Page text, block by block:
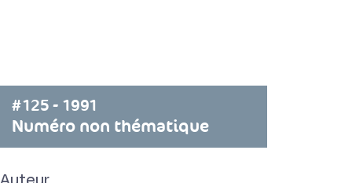
#125 - 1991
Numéro non thématique